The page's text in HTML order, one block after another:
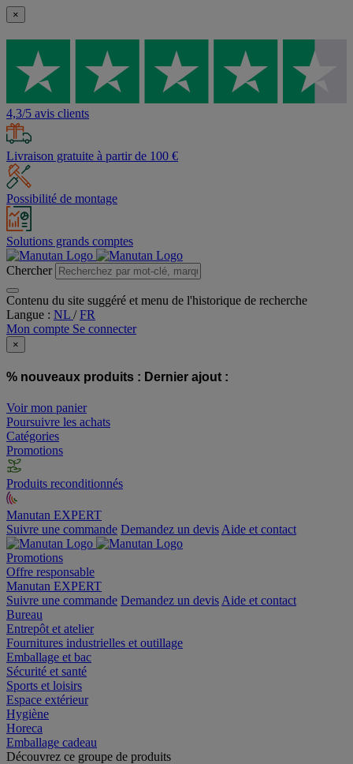
×
4,3/5 avis clients
Livraison gratuite à partir de 100 €
Possibilité de montage
Solutions grands comptes
Chercher
Contenu du site suggéré et menu de l'historique de recherche
Langue : NL /FR
Mon compte Se connecter
×
% nouveaux produits : Dernier ajout :
Voir mon panier
Poursuivre les achats
Catégories
Promotions
Produits reconditionnés
Manutan EXPERT
Suivre une commande Demandez un devis Aide et contact
Promotions
Offre responsable
Manutan EXPERT
Suivre une commande Demandez un devis Aide et contact
Bureau
Entrepôt et atelier
Fournitures industrielles et outillage
Emballage et bac
Sécurité et santé
Sports et loisirs
Espace extérieur
Hygiène
Horeca
Emballage cadeau
Découvrez ce groupe de produits